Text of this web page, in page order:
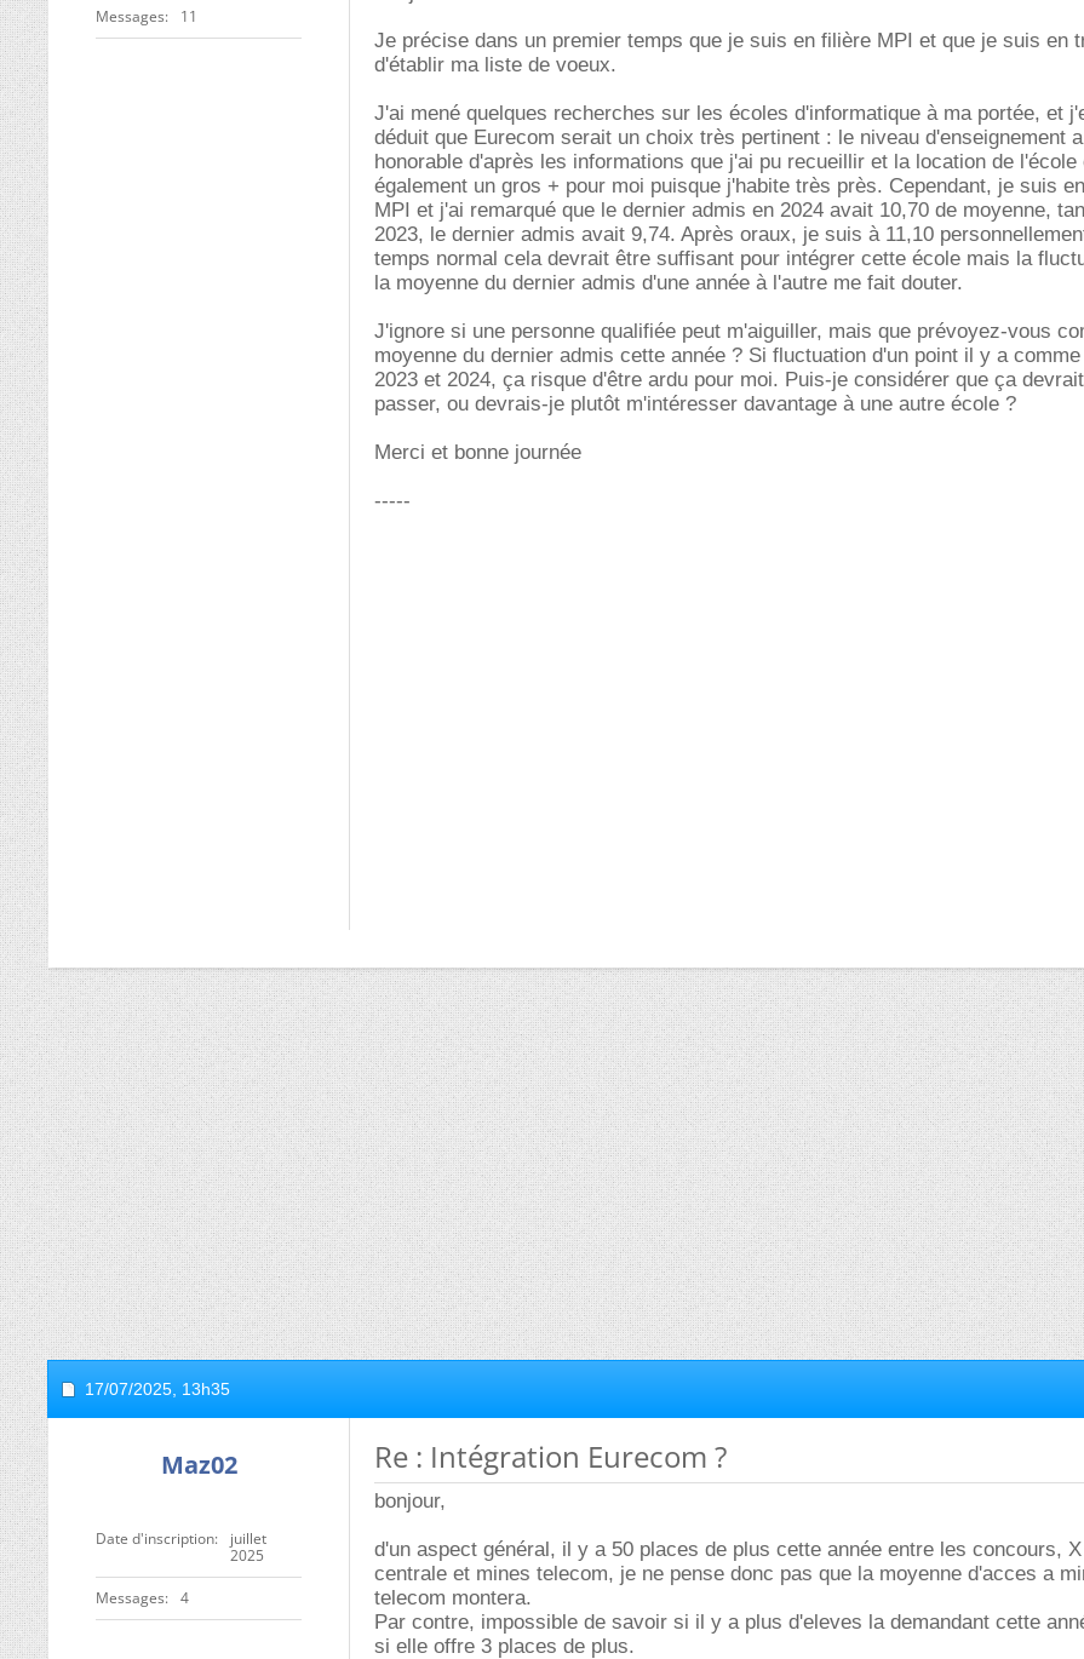
Messages 11
Je précise dans un premier temps que je suis en filière MPI et que je suis en
d'établir ma liste de voeux.
J'ai mené quelques recherches sur les écoles d'informatique à ma portée, et
déduit que Eurecom serait un choix très pertinent : le niveau d'enseignement
honorable d'après les informations que j'ai pu recueillir et la location de l'école
également un gros + pour moi puisque j'habite très près. Cependant, je suis
MPI et j'ai remarqué que le dernier admis en 2024 avait 10,70 de moyenne,
2023, le dernier admis avait 9,74. Après oraux, je suis à 11,10
temps normal cela devrait être suffisant pour intégrer cette école mais la
la moyenne du dernier admis d'une année à l'autre me fait douter.
J'ignore si une personne qualifiée peut m'aiguiller, mais que prévoyez-vous
moyenne du dernier admis cette année ? Si fluctuation d'un point il y a
2023 et 2024, ça risque d'être ardu pour moi. Puis-je considérer que ça
passer, ou devrais-je plutôt m'intéresser davantage à une autre école ?
Merci et bonne journée
-----
17/07/2025, 13h35
Maz02
Date d'inscription
juillet
2025
Messages 4
Re : Intégration Eurecom ?
bonjour,
d'un aspect général, il y a 50 places de plus cette année entre les concours,
centrale et mines telecom, je ne pense donc pas que la moyenne d'acces a
telecom montera.
Par contre, impossible de savoir si il y a plus d'eleves la demandant cette
si elle offre 3 places de plus.